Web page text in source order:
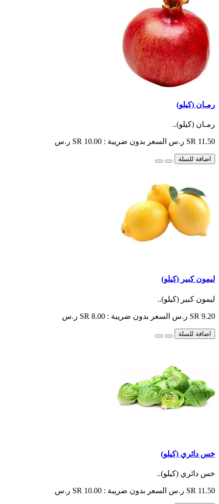
رمـان (كيلو)
رمـان (كيلو)..
SR 11.50 ر.س السعر بدون ضريبة : SR 10.00 ر.س
اضافة للسلة
ليمون كبير (كيلو)
ليمون كبير (كيلو)..
SR 9.20 ر.س السعر بدون ضريبة : SR 8.00 ر.س
اضافة للسلة
خس دائري (كيلو)
خس دائري (كيلو)..
SR 11.50 ر.س السعر بدون ضريبة : SR 10.00 ر.س